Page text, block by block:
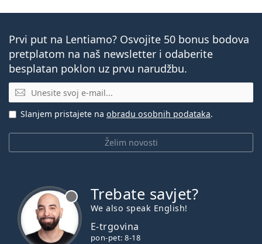
Prvi put na Lentiamo? Osvojite 50 bonus bodova
pretplatom na naš newsletter i odaberite
besplatan poklon uz prvu narudžbu.
E-mail
Želim novosti
Slanjem pristajete na obradu osobnih podataka.
Trebate savjet?
We also speak English!
E-trgovina
pon-pet: 8-18